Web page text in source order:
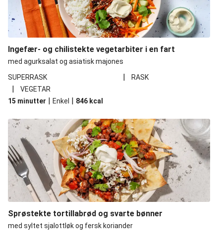
Ingefær- og chilistekte vegetarbiter i en fart
med agurksalat og asiatisk majones
SUPERRASK
| RASK
|
VEGETAR
15 minutter | Enkel | 846 kcal
Sprøstekte tortillabrød og svarte bønner
med syltet sjalottløk og fersk koriander